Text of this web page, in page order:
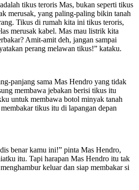
tikus teroris Mas, bukan seperti tikus
merusak, yang paling-paling bikin tanah
Tikus di rumah kita ini tikus teroris,
merusak kabel. Mas mau listrik kita
Amit-amit deh, jangan sampai
perang melawan tikus!” kataku.
panjang sama Mas Hendro yang tidak
membawa jebakan berisi tikus itu
untuk membawa botol minyak tanah
tikus itu di lapangan depan
benar kamu ini!” pinta Mas Hendro,
itu. Tapi harapan Mas Hendro itu tak
keluar dan siap membakar si